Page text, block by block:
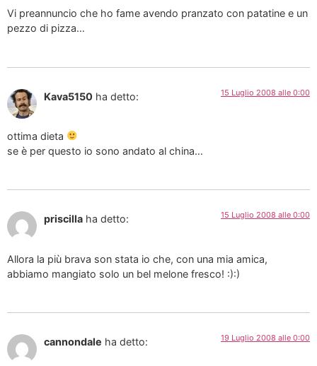
Vi preannuncio che ho fame avendo pranzato con patatine e un
pezzo di pizza…
Kava5150 ha detto: 15 Luglio 2008 alle 0:00
ottima dieta
se è per questo io sono andato al china…
priscilla ha detto: 15 Luglio 2008 alle 0:00
Allora la più brava son stata io che, con una mia amica,
abbiamo mangiato solo un bel melone fresco! :):)
cannondale ha detto: 19 Luglio 2008 alle 0:00